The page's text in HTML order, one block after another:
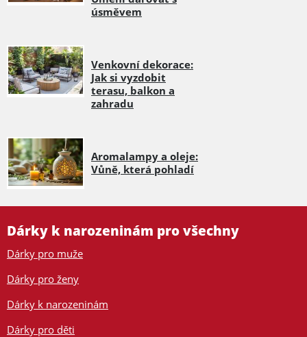
úsměvem
Venkovní dekorace:
Jak si vyzdobit
terasu, balkon a
zahradu
Aromalampy a oleje:
Vůně, která pohladí
Dárky k narozeninám pro všechny
Dárky pro muže
Dárky pro ženy
Dárky k narozeninám
Dárky pro děti